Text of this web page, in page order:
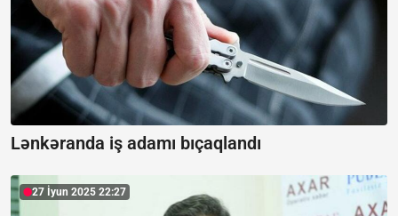
Lənkəranda iş adamı bıçaqlandı
27 İyun 2025 22:27